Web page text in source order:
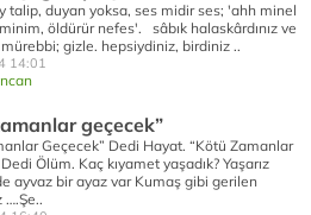
talip, duyan yoksa, ses midir ses; 'ahh minel
öldürür nefes'. sâbık halaskârdınız ve
gizle. hepsiydiniz, birdiniz ..
14:01
geçecek”
Geçecek” Dedi Hayat. “Kötü Zamanlar
Ölüm. Kaç kıyamet yaşadık? Yaşarız
ayvaz bir ayaz var Kumaş gibi gerilen
….Şe..